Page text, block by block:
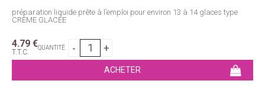
préparation liquide prête à l’emploi pour environ 13 à 14 glaces type
CRÈME GLACÉE
4.79 €
T.T.C. QUANTITÉ